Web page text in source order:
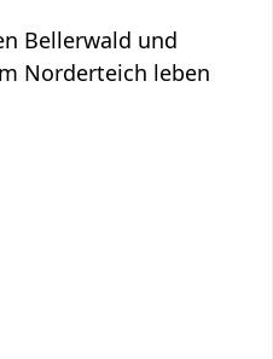
Bellerwald und
Norderteich leben